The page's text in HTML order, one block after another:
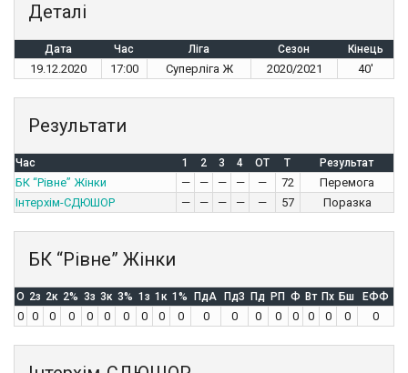
Деталі
Дата Час Ліга Сезон Кінець
19.12.2020 17:00 Суперліга Ж 2020/2021 40'
Результати
Час 1 2 3 4 OT T Результат
БК “Рівне” Жінки — — — — — 72
Перемога
Інтерхім-СДЮШОР
— — — — — 57 Поразка
БК “Рівне” Жінки
O 2з 2к 2% 3з 3к 3% 1з 1к 1% ПдА ПдЗ Пд РП Ф Вт Пх Бш ЕФФ
0 0 0 0 0 0 0 0 0 0 0 0 0 0 0 0 0 0 0